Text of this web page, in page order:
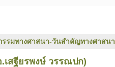
รรมทางศาสนา-วันสำคัญทางศาสนา
.เสฐียรพงษ์ วรรณปก)